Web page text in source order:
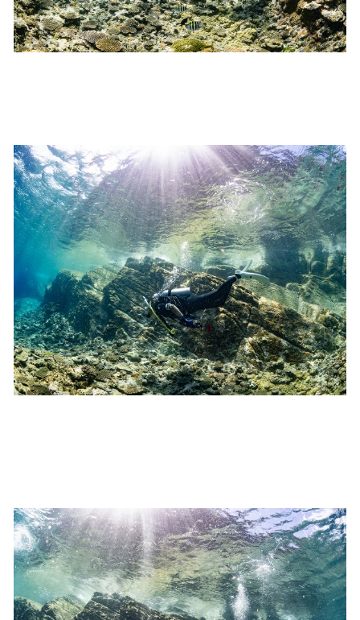
承諾しました。